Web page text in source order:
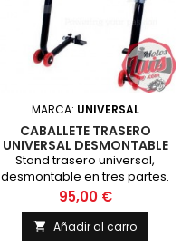
MARCA: UNIVERSAL
CABALLETE TRASERO
UNIVERSAL DESMONTABLE
CON SOPORTES
Stand trasero universal,
desmontable en tres partes.
Se entrega con adaptadores
de goma en L Montaje rápido
y fácil
Precio
95,00 €
 Añadir al carro